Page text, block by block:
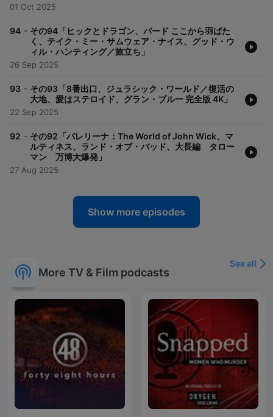
01 Oct 2025
94 - その94「ヒックとドラゴン、バード ここから羽ばた
く、テイク・ミー・サムウェア・ナイス、グッド・ウ
ィル・ハンティング／旅立ち」
26 Sep 2025
93 - その93「8番出口、ジュラシック・ワールド／復活の
大地、愛はステロイド、グラン・ブルー 完全版 4K」
22 Sep 2025
92 - その92「バレリーナ：The World of John Wick、マ
ルティネス、ランド・オブ・バッド、大長編 タロー
マン 万博大爆発」
27 Aug 2025
Show more episodes
More TV & Film podcasts
See all